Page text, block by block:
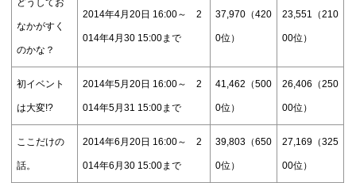
どうしてお
なかがすく
のかな？
2014年4月20日 16:00～ 2
014年4月30 15:00まで
37,970（420
0位）
23,551（210
00位）
初イベント
は大変!?
2014年5月20日 16:00～ 2
014年5月31 15:00まで
41,462（500
0位）
26,406（250
00位）
ここだけの
話。
2014年6月20日 16:00～ 2
014年6月30 15:00まで
39,803（650
0位）
27,169（325
00位）